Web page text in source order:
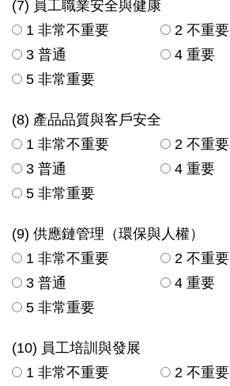
(7) 員工職業安全與健康
1 非常不重要
2 不重要
3 普通
4 重要
5 非常重要
(8) 產品品質與客戶安全
1 非常不重要
2 不重要
3 普通
4 重要
5 非常重要
(9) 供應鏈管理（環保與人權）
1 非常不重要
2 不重要
3 普通
4 重要
5 非常重要
(10) 員工培訓與發展
1 非常不重要
2 不重要